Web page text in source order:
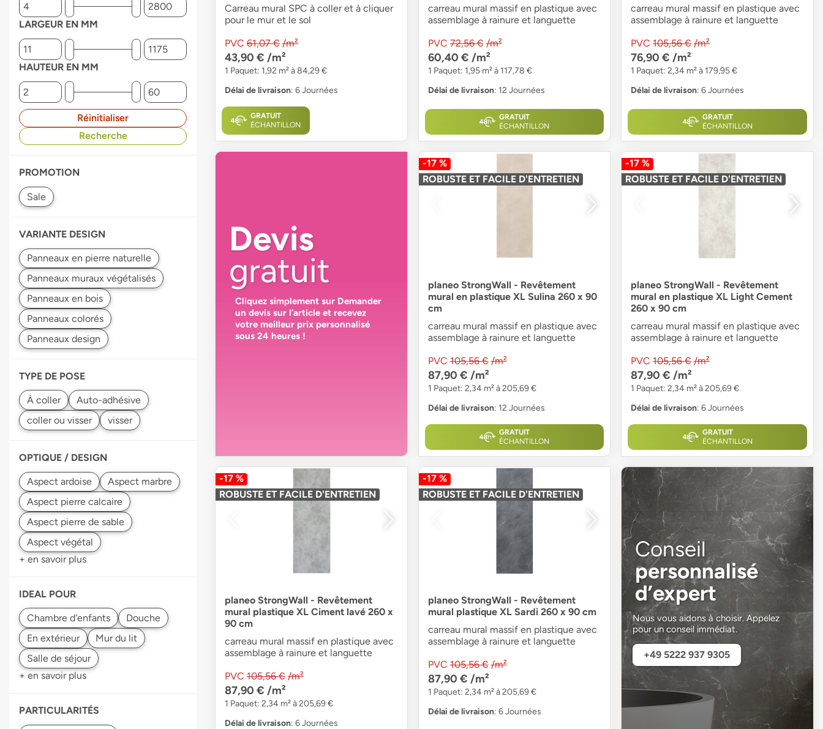
LARGEUR EN MM
HAUTEUR EN MM
Réinitialiser
Recherche
PROMOTION
VARIANTE DESIGN
TYPE DE POSE
Auto-adhésive
OPTIQUE / DESIGN
+ en savoir plus
IDEAL POUR
Douche
+ en savoir plus
PARTICULARITÉS
Carreau mural SPC à coller et à cliquer
pour le mur et le sol
PVC 61,07 € /m²
43,90 € /m²
1 Paquet: 1,92 m² à 84,29 €
Délai de livraison: 6 Journées
GRATUIT
ÉCHANTILLON
carreau mural massif en plastique avec
assemblage à rainure et languette
PVC 72,56 € /m²
60,40 € /m²
1 Paquet: 1,95 m² à 117,78 €
Délai de livraison: 12 Journées
GRATUIT
ÉCHANTILLON
carreau mural massif en plastique avec
assemblage à rainure et languette
PVC 105,56 € /m²
76,90 € /m²
1 Paquet: 2,34 m² à 179,95 €
Délai de livraison: 6 Journées
GRATUIT
ÉCHANTILLON
Devis
gratuit
Cliquez simplement sur Demander
un devis sur l’article et recevez
votre meilleur prix personnalisé
sous 24 heures !
-17 %
ROBUSTE ET FACILE D'ENTRETIEN
planeo StrongWall - Revêtement
mural en plastique XL Sulina 260 x 90
cm
carreau mural massif en plastique avec
assemblage à rainure et languette
PVC 105,56 € /m²
87,90 € /m²
1 Paquet: 2,34 m² à 205,69 €
Délai de livraison: 12 Journées
GRATUIT
ÉCHANTILLON
-17 %
ROBUSTE ET FACILE D'ENTRETIEN
planeo StrongWall - Revêtement
mural en plastique XL Light Cement
260 x 90 cm
carreau mural massif en plastique avec
assemblage à rainure et languette
PVC 105,56 € /m²
87,90 € /m²
1 Paquet: 2,34 m² à 205,69 €
Délai de livraison: 6 Journées
GRATUIT
ÉCHANTILLON
-17 %
ROBUSTE ET FACILE D'ENTRETIEN
planeo StrongWall - Revêtement
mural plastique XL Ciment lavé 260 x
90 cm
carreau mural massif en plastique avec
assemblage à rainure et languette
PVC 105,56 € /m²
87,90 € /m²
1 Paquet: 2,34 m² à 205,69 €
Délai de livraison: 6 Journées
-17 %
ROBUSTE ET FACILE D'ENTRETIEN
planeo StrongWall - Revêtement
mural plastique XL Sardi 260 x 90 cm
carreau mural massif en plastique avec
assemblage à rainure et languette
PVC 105,56 € /m²
87,90 € /m²
1 Paquet: 2,34 m² à 205,69 €
Délai de livraison: 6 Journées
Conseil
personnalisé
d’expert
Nous vous aidons à choisir. Appelez
pour un conseil immédiat.
+49 5222 937 9305